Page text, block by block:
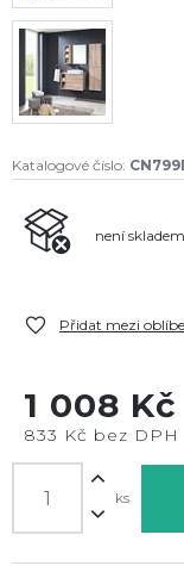
Katalogové číslo:
není skladem
Přidat mezi
1 008 Kč
833 Kč bez DPH
ks